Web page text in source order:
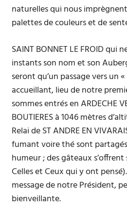
naturelles qui nous
palettes de couleurs et de
SAINT BONNET LE FROID qui
instants son nom et son
seront qu’un passage vers un
accueillant, lieu de notre
sommes entrés en ARDECHE
BOUTIERES à 1046 mètres
Relai de ST ANDRE EN
fumant voire thé sont
humeur ; des gâteaux
Celles et Ceux qui y ont
message de notre Président,
bienveillante.